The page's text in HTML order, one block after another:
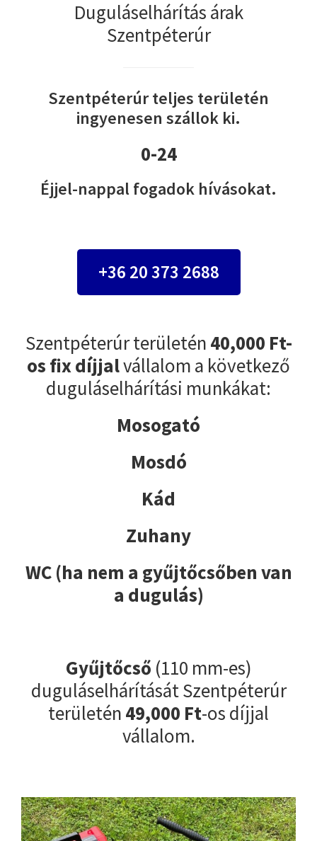
Duguláselhárítás árak
Szentpéterúr
Szentpéterúr teljes területén
ingyenesen szállok ki.
0-24
Éjjel-nappal fogadok hívásokat.
+36 20 373 2688
Szentpéterúr területén 40,000 Ft-
os fix díjjalvállalom a következő
duguláselhárítási munkákat:
Mosogató
Mosdó
Kád
Zuhany
WC (ha nem a gyűjtőcsőben van
a dugulás)
Gyűjtőcső (110 mm-es)
duguláselhárítását Szentpéterúr
területén 49,000 Ft-os díjjal
vállalom.